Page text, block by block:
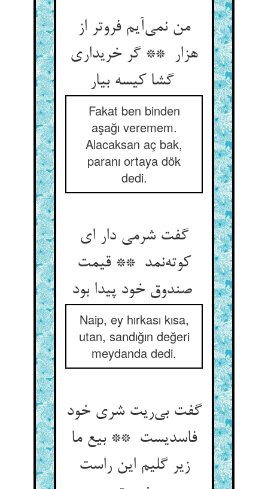
من نمی‌آیم فروتر از
هزار ** گر خریداری
گشا کیسه بیار
Fakat ben binden
aşağı veremem.
Alacaksan aç bak,
paranı ortaya dök
dedi.
گفت شرمی دار ای
کوته‌نمد ** قیمت
صندوق خود پیدا بود
Naip, ey hırkası kısa,
utan, sandığın değeri
meydanda dedi.
گفت بی‌ریت شری خود
فاسدیست ** بیع ما
زیر گلیم این راست